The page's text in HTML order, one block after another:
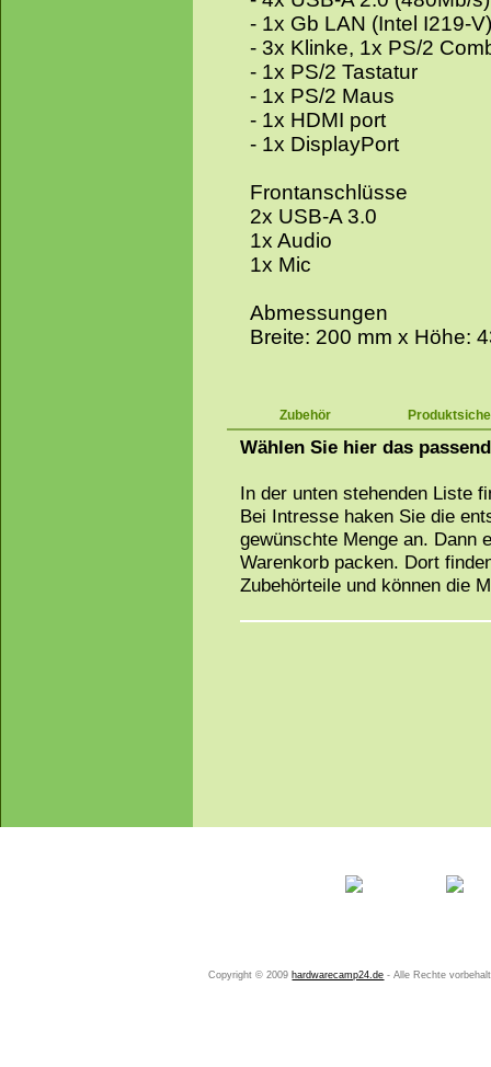
- 1x Gb LAN (Intel I219-V)
- 3x Klinke, 1x PS/2
- 1x PS/2 Tastatur
- 1x PS/2 Maus
- 1x HDMI port
- 1x DisplayPort
Frontanschlüsse
2x USB-A 3.0
1x Audio
1x Mic
Abmessungen
Breite: 200 mm x Höhe:
Zubehör
Wählen Sie hier das
In der unten stehenden Liste
Bei Intresse haken Sie die
gewünschte Menge an. Dann
Warenkorb packen. Dort
Zubehörteile und können die
Copyright © 2009 hardwarecamp24.de - Alle Rechte